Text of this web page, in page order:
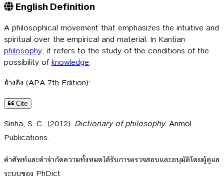
English Definition
A philosophical movement that emphasizes the intuitive and
spiritual over the empirical and material. In Kantian
philosophy, it refers to the study of the conditions of the
possibility ofknowledge.
อ้างอิง (APA 7th Edition):
Cite
Sinha, S. C.. (2012). Dictionary of philosophy. Anmol
Publications.
คำศัพท์และคำจำกัดความทั้งหมดได้รับการตรวจสอบและอนุมัติโดยผู้ดูแล
ระบบของ PhDict